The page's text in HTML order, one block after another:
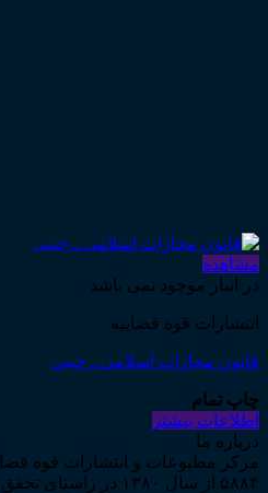
مشاهده
در انبار موجود نمی باشد
انتشارات قوه قضاییه
قانون مجازات اسلامی ـ جیبی
چاپ تمام
اطلاعات بیشتر
درباره ما
مرکز مطبوعات و انتشارات قوه
۵۸۸۴ از سال ۱۳۸۰ در